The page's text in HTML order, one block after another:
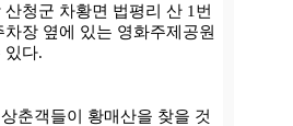
청군 차황면 법평리 산 1번
장 옆에 있는 영화주제공원
있다.
춘객들이 황매산을 찾을 것